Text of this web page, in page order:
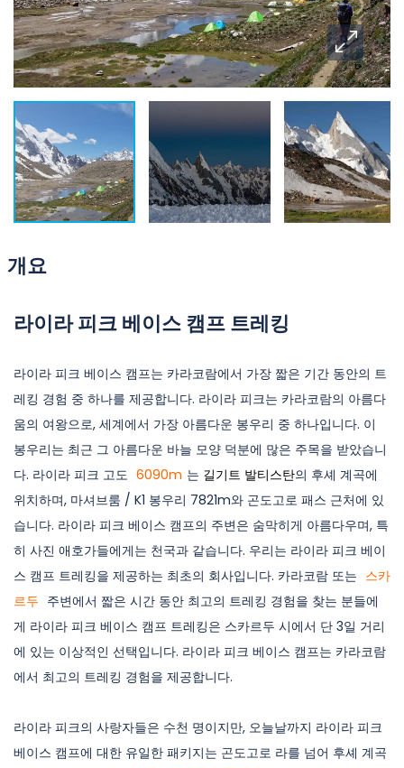
개요
라이라 피크 베이스 캠프 트레킹
라이라 피크 베이스 캠프는 카라코람에서 가장 짧은 기간 동안의 트
레킹 경험 중 하나를 제공합니다. 라이라 피크는 카라코람의 아름다
움의 여왕으로, 세계에서 가장 아름다운 봉우리 중 하나입니다. 이
봉우리는 최근 그 아름다운 바늘 모양 덕분에 많은 주목을 받았습니
다. 라이라 피크 고도 6090m 는 길기트 발티스탄의 후셰 계곡에
위치하며, 마셔브룸 / K1 봉우리 7821m와 곤도고로 패스 근처에 있
습니다. 라이라 피크 베이스 캠프의 주변은 숨막히게 아름다우며, 특
히 사진 애호가들에게는 천국과 같습니다. 우리는 라이라 피크 베이
스 캠프 트레킹을 제공하는 최초의 회사입니다. 카라코람 또는 스카
르두 주변에서 짧은 시간 동안 최고의 트레킹 경험을 찾는 분들에
게 라이라 피크 베이스 캠프 트레킹은 스카르두 시에서 단 3일 거리
에 있는 이상적인 선택입니다. 라이라 피크 베이스 캠프는 카라코람
에서 최고의 트레킹 경험을 제공합니다.
라이라 피크의 사랑자들은 수천 명이지만, 오늘날까지 라이라 피크
베이스 캠프에 대한 유일한 패키지는 곤도고로 라를 넘어 후셰 계곡